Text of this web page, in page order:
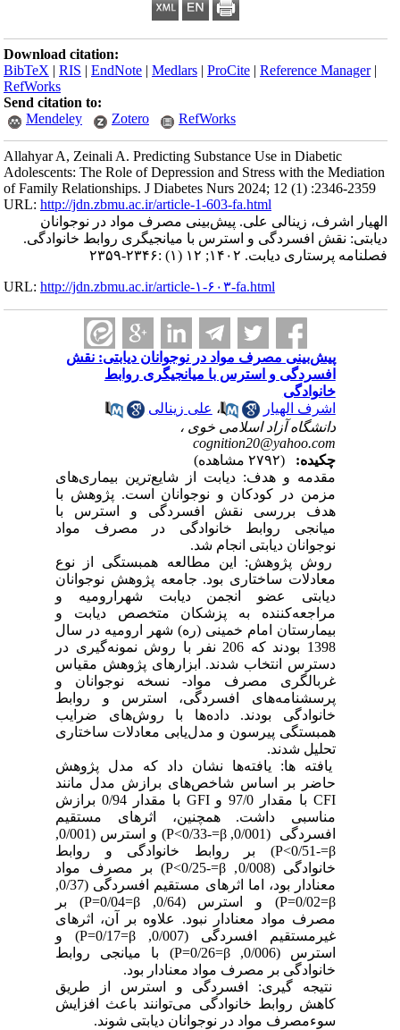
Download citation:
BibTeX |RIS |EndNote |Medlars |ProCite |Reference Manager
RefWorks
Send citation to:
Mendeley
Zotero RefWorks
Allahyar A, Zeinali A. Predicting Substance Use in Diabetic
Adolescents: The Role of Depression and Stress with the Mediation
of Family Relationships. J Diabetes Nurs 2024; 12 (1) :2346-2359
URL:http://jdn.zbmu.ac.ir/article-1-603-fa.html
الهیار اشرف، زینالی علی. پیش‌بینی مصرف مواد در نوجوانان
دیابتی: نقش افسردگی و استرس با میانجیگری‌ روابط خانوادگی.
فصلنامه پرستاری دیابت. ۱۴۰۲; ۱۲ (۱) :۲۳۴۶-۲۳۵۹
URL:http://jdn.zbmu.ac.ir/article-۱-۶۰۳-fa.html
پیش‌بینی مصرف مواد در نوجوانان دیابتی: نقش
افسردگی و استرس با میانجیگری‌ روابط
خانوادگی
اشرف الهیار
،علی زینالی
دانشگاه آزاد اسلامی خوی ،
cognition20@yahoo.com
چکیده:
مقدمه و هدف: دیابت از شایع‌ترین بیماری‌های
مزمن در کودکان و نوجوانان است. پژوهش با
هدف بررسی نقش افسردگی و استرس با
میانجی روابط خانوادگی در مصرف مواد
نوجوانان دیابتی انجام شد.
روش پژوهش: این مطالعه همبستگی از نوع
معادلات ساختاری بود. جامعه پژوهش نوجوانان
دیابتی عضو انجمن دیابت شهر­ارومیه و
مراجعه‌کننده به پزشکان متخصص دیابت و
بیمارستان امام خمینی (ره) شهر ارومیه در سال
1398 بودند که 206 نفر با روش نمونه‌گیری در
دسترس انتخاب شدند. ابزارهای پژوهش مقیاس
غربالگری مصرف مواد- نسخه نوجوانان و
پرسشنامه‌های افسردگی، استرس و روابط
خانوادگی بودند. داده‌ها با روش‌های ضرایب
همبستگی پیرسون و مدل‌یابی معادلات ساختاری
تحلیل شدند.
یافته ها: یافته‌ها نشان داد که مدل پژوهش
حاضر بر اساس شاخص‌های برازش مدل مانند
CFI با مقدار 97/0 و GFI با مقدار 0/94 برازش
مناسبی داشت. همچنین، اثرهای مستقیم
افسردگی (0/001, P<0/33-=β) و استرس (0/001,
P<0/51-=β) بر روابط خانوادگی و روابط
خانوادگی (0/008, P<0/25-=β) بر مصرف مواد
معنادار بود، اما اثرهای مستقیم افسردگی (0/37,
P=0/02=β) و استرس (0/64, P=0/04=β) بر
مصرف مواد معنادار نبود. علاوه بر آن، اثرهای
غیرمستقیم افسردگی (0/007, P=0/17=β) و
استرس (0/006, P=0/26=β) با میانجی روابط
خانوادگی بر مصرف مواد معنادار بود.
نتیجه گیری: افسردگی و استرس از طریق
کاهش روابط خانوادگی می‌توانند باعث افزایش
سوءمصرف مواد در نوجوانان دیابتی شوند.